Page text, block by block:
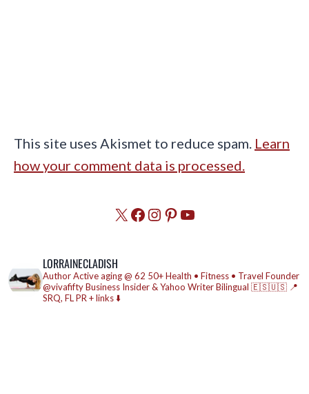
This site uses Akismet to reduce spam. Learn
how your comment data is processed.
X Facebook
Instagram
Pinterest
YouTube
LORRAINECLADISH
AuthorActive aging @ 62 50+ Health • Fitness • Travel Founder
@vivafiftyBusiness Insider & Yahoo WriterBilingual 🇪🇸🇺🇸 📍
SRQ, FLPR + links ⬇️